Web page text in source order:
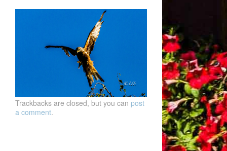
Trackbacks are closed, but you can post
a comment.